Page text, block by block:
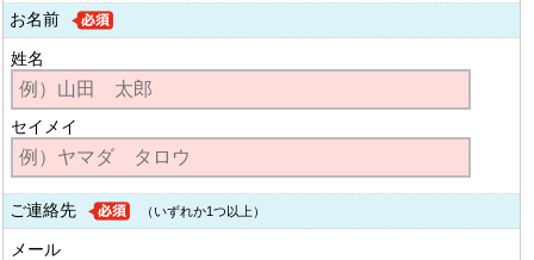
お名前
姓名
セイメイ
ご連絡先 （いずれか1つ以上）
メール